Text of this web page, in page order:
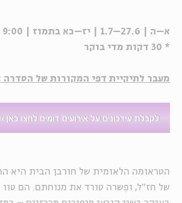
א–ה | 27.6–1.7 | יז–כא בתמוז | 9:00
* 30 דקות מדי בוקר
מעבר לתיקיית דפי המקורות של הסדרה
הטראומה הלאומית של חורבן הבית היא
של חז"ל, ופִשרה טורד את מנוחתם. הם טוו